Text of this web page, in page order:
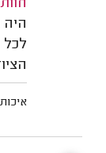
היה
לכל
איכות